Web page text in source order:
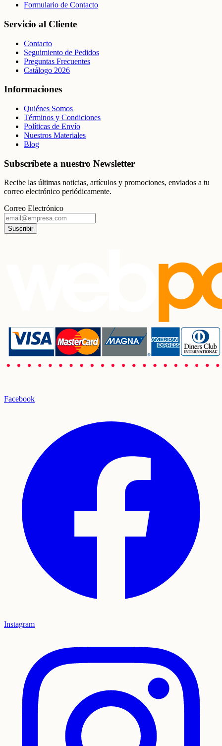
Formulario de Contacto
Servicio al Cliente
Contacto
Seguimiento de Pedidos
Preguntas Frecuentes
Catálogo 2026
Informaciones
Quiénes Somos
Términos y Condiciones
Políticas de Envío
Nuestros Materiales
Blog
Subscríbete a nuestro Newsletter
Recibe las últimas noticias, artículos y promociones, enviados a tu
correo electrónico periódicamente.
Correo Electrónico
Suscribir
Facebook
Instagram